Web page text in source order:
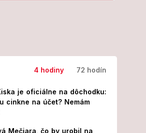
4 hodiny 72 hodín
je oficiálne na dôchodku:
cinkne na účet? Nemám
Mečiara, čo by urobil na